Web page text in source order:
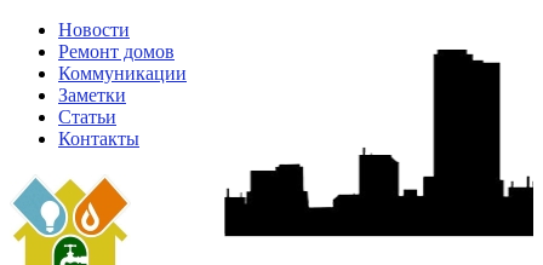
Новости
Ремонт домов
Коммуникации
Заметки
Статьи
Контакты